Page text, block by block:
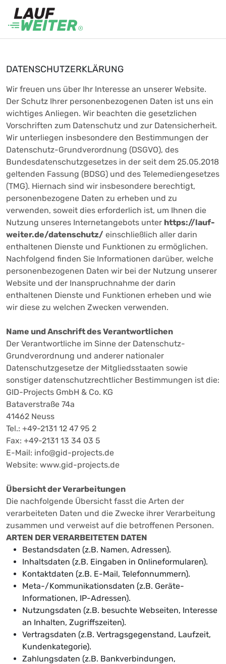
DATENSCHUTZERKLÄRUNG
Wir freuen uns über Ihr Interesse an unserer Website.
Der Schutz Ihrer personenbezogenen Daten ist uns ein
wichtiges Anliegen. Wir beachten die gesetzlichen
Vorschriften zum Datenschutz und zur Datensicherheit.
Wir unterliegen insbesondere den Bestimmungen der
Datenschutz-Grundverordnung (DSGVO), des
Bundesdatenschutzgesetzes in der seit dem 25.05.2018
geltenden Fassung (BDSG) und des Telemediengesetzes
(TMG). Hiernach sind wir insbesondere berechtigt,
personenbezogene Daten zu erheben und zu
verwenden, soweit dies erforderlich ist, um Ihnen die
Nutzung unseres Internetangebots unter https://lauf-
weiter.de/datenschutz/ einschließlich aller darin
enthaltenen Dienste und Funktionen zu ermöglichen.
Nachfolgend finden Sie Informationen darüber, welche
personenbezogenen Daten wir bei der Nutzung unserer
Website und der Inanspruchnahme der darin
enthaltenen Dienste und Funktionen erheben und wie
wir diese zu welchen Zwecken verwenden.
Name und Anschrift des Verantwortlichen
Der Verantwortliche im Sinne der Datenschutz-
Grundverordnung und anderer nationaler
Datenschutzgesetze der Mitgliedsstaaten sowie
sonstiger datenschutzrechtlicher Bestimmungen ist die:
GID-Projects GmbH & Co. KG
Bataverstraße 74a
41462 Neuss
Tel.: +49-2131 12 47 95 2
Fax: +49-2131 13 34 03 5
E-Mail: info@gid-projects.de
Website: www.gid-projects.de
Übersicht der Verarbeitungen
Die nachfolgende Übersicht fasst die Arten der
verarbeiteten Daten und die Zwecke ihrer Verarbeitung
zusammen und verweist auf die betroffenen Personen.
ARTEN DER VERARBEITETEN DATEN
Bestandsdaten (z.B. Namen, Adressen).
Inhaltsdaten (z.B. Eingaben in Onlineformularen).
Kontaktdaten (z.B. E-Mail, Telefonnummern).
Meta-/Kommunikationsdaten (z.B. Geräte-
Informationen, IP-Adressen).
Nutzungsdaten (z.B. besuchte Webseiten, Interesse
an Inhalten, Zugriffszeiten).
Vertragsdaten (z.B. Vertragsgegenstand, Laufzeit,
Kundenkategorie).
Zahlungsdaten (z.B. Bankverbindungen,